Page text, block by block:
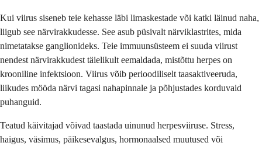
Kui viirus siseneb teie kehasse läbi limaskestade või katki läinud naha,
liigub see närvirakkudesse. See asub püsivalt närviklastrites, mida
nimetatakse ganglionideks. Teie immuunsüsteem ei suuda viirust
nendest närvirakkudest täielikult eemaldada, mistõttu herpes on
krooniline infektsioon. Viirus võib perioodiliselt taasaktiveeruda,
liikudes mööda närvi tagasi nahapinnale ja põhjustades korduvaid
puhanguid.
Teatud käivitajad võivad taastada uinunud herpesviiruse. Stress,
haigus, väsimus, päikesevalgus, hormonaalsed muutused või